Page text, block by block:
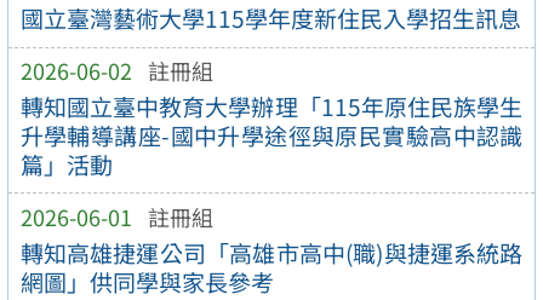
國立臺灣藝術大學115學年度新住民入學招生訊息
2026-06-02 註冊組
轉知國立臺中教育大學辦理「115年原住民族學生
升學輔導講座-國中升學途徑與原民實驗高中認識
篇」活動
2026-06-01 註冊組
轉知高雄捷運公司「高雄市高中(職)與捷運系統路
網圖」供同學與家長參考